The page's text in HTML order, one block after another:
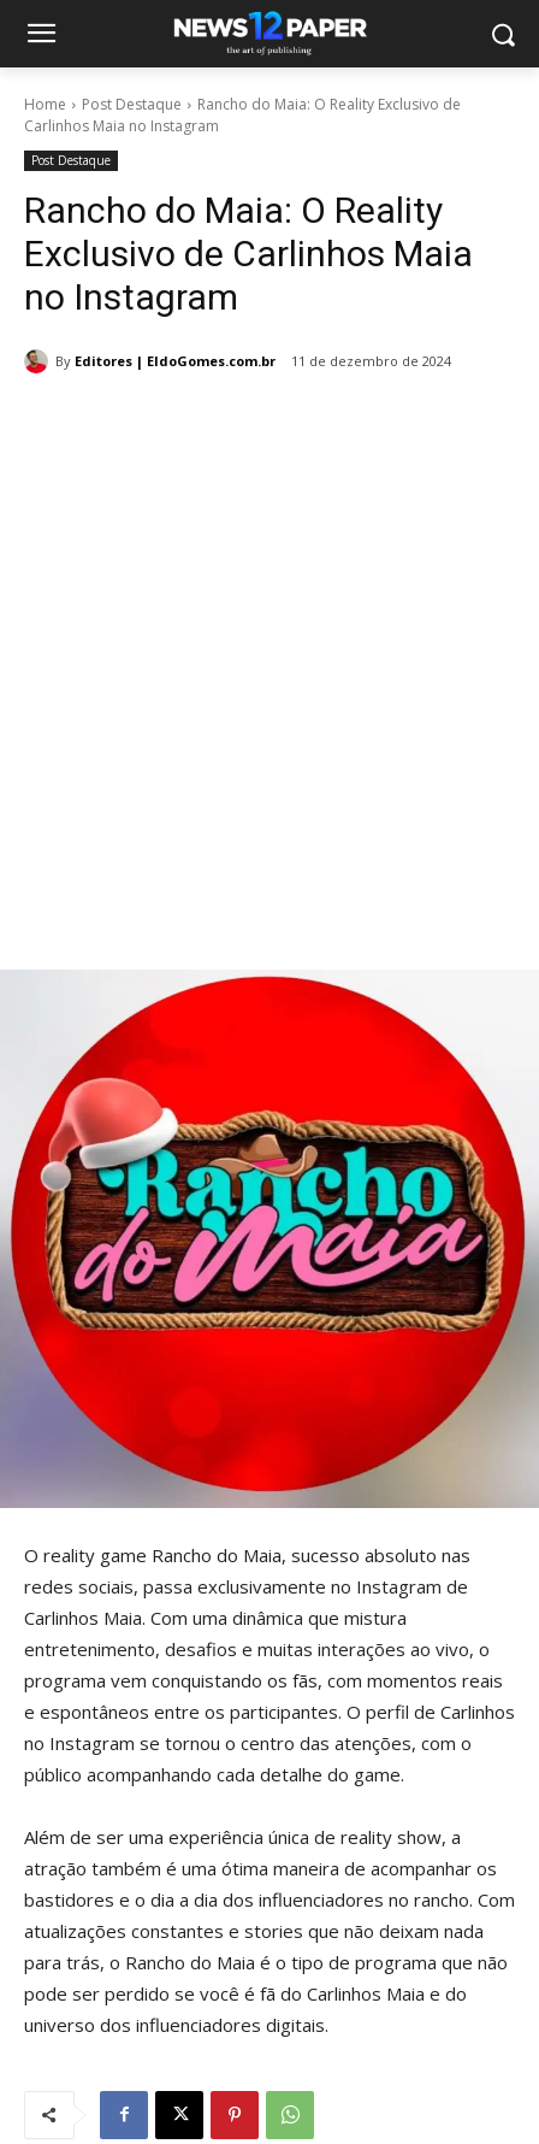
Home Post Destaque
Rancho do Maia: O Reality Exclusivo de
Carlinhos Maia no Instagram
Post Destaque
Rancho do Maia: O Reality
Exclusivo de Carlinhos Maia
no Instagram
By Editores | EldoGomes.com.br 11 de dezembro de 2024
O reality game Rancho do Maia, sucesso absoluto nas
redes sociais, passa exclusivamente no Instagram de
Carlinhos Maia. Com uma dinâmica que mistura
entretenimento, desafios e muitas interações ao vivo, o
programa vem conquistando os fãs, com momentos reais
e espontâneos entre os participantes. O perfil de Carlinhos
no Instagram se tornou o centro das atenções, com o
público acompanhando cada detalhe do game.
Além de ser uma experiência única de reality show, a
atração também é uma ótima maneira de acompanhar os
bastidores e o dia a dia dos influenciadores no rancho. Com
atualizações constantes e stories que não deixam nada
para trás, o Rancho do Maia é o tipo de programa que não
pode ser perdido se você é fã do Carlinhos Maia e do
universo dos influenciadores digitais.